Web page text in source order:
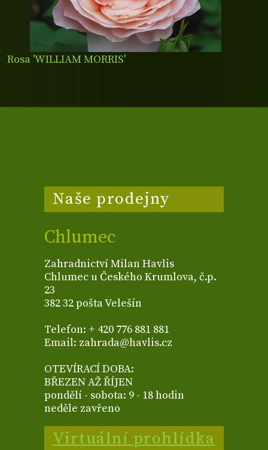
Rosa 'WILLIAM MORRIS'
Naše prodejny
Chlumec
Zahradnictví Milan Havlis
Chlumec u Českého Krumlova, č.p.
23
382 32 pošta Velešín
Telefon: + 420 776 881 881
Email: zahrada@havlis.cz
OTEVÍRACÍ DOBA:
BŘEZEN AŽ ŘÍJEN
pondělí - sobota: 9 - 18 hodin
neděle zavřeno
Virtuální prohlídka